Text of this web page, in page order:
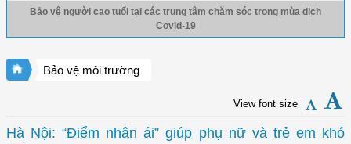
Bảo vệ người cao tuổi tại các trung tâm chăm sóc trong mùa dịch
Covid-19
Bảo vệ môi trường
View font size
Hà Nội: “Điểm nhân ái” giúp phụ nữ và trẻ em khó